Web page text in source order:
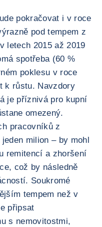
pokračovat i v roce
pod tempem z
letech 2015 až 2019
spotřeba (60 %
poklesu v roce
k růstu. Navzdory
je příznivá pro kupní
omezený.
pracovníků z
milion – by mohl
remitencí a zhoršení
což by následně
Soukromé
tempem než v
připsat
s nemovitostmi,